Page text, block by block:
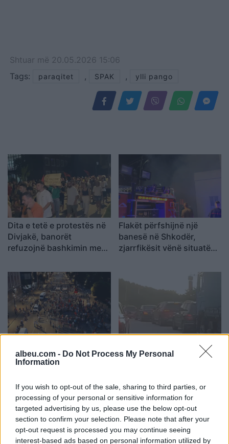
albeu.com - Do Not Process My Personal
Information
If you wish to opt-out of the sale, sharing to third parties, or
processing of your personal or sensitive information for
targeted advertising by us, please use the below opt-out
section to confirm your selection. Please note that after your
opt-out request is processed you may continue seeing
interest-based ads based on personal information utilized by
Shtuar më 20.05.2026 15:06
Tags:
paraqitet , SPAK , ylli pango
Dita e tetë e protestës në
Divjakë, banorët
refuzojnë bashkimin me
Flakët përfshijnë një
banesë në Shkodër,
zjarrfikësit vënë situatën
qytetarët marshojnë
nëpër Tiranë
automjeteve shtrihet për